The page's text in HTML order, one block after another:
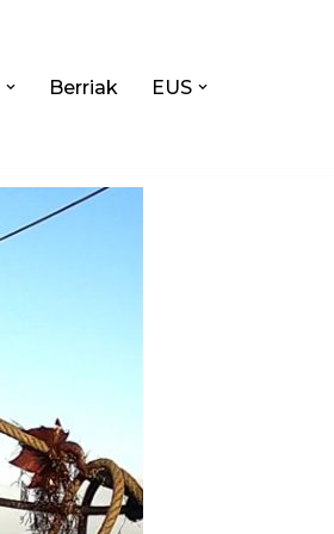
Berriak EUS